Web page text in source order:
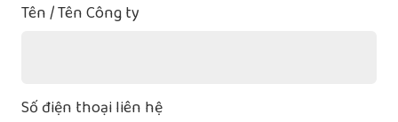
Tên / Tên Công ty
Số điện thoại liên hệ